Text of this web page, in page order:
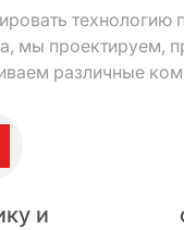
технологию
мы проектируем,
различные
и